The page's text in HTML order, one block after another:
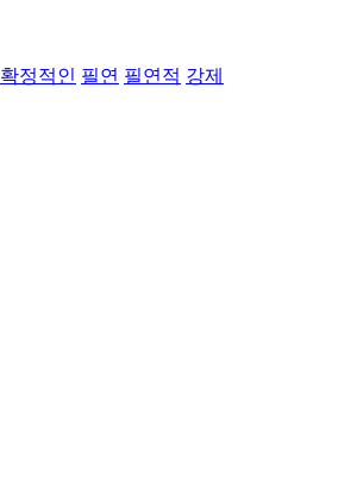
확정적인 필연 필연적 강제